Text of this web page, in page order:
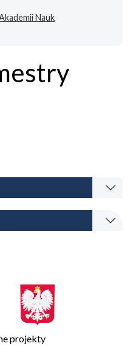
Nauk
projekty